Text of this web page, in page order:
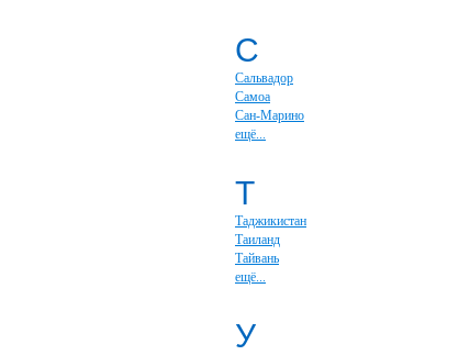
С
Сальвадор
Самоа
Сан-Марино
ещё...
Т
Таджикистан
Таиланд
Тайвань
ещё...
У